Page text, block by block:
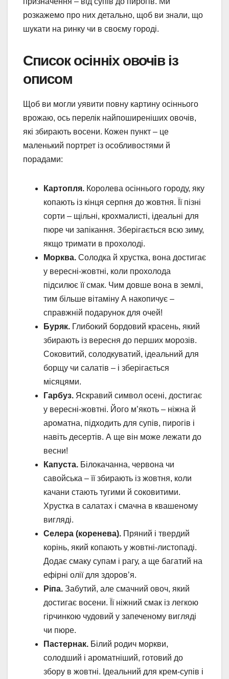
розкажемо про них детально, щоб ви знали, що
шукати на ринку чи в своєму городі.
Список осінніх овочів із
описом
Щоб ви могли уявити повну картину осіннього
врожаю, ось перелік найпоширеніших овочів,
які збирають восени. Кожен пункт – це
маленький портрет із особливостями й
порадами:
Картопля. Королева осіннього городу, яку
копають із кінця серпня до жовтня. Її пізні
сорти – щільні, крохмалисті, ідеальні для
пюре чи запікання. Зберігається всю зиму,
якщо тримати в прохолоді.
Морква. Солодка й хрустка, вона достигає
у вересні-жовтні, коли прохолода
підсилює її смак. Чим довше вона в землі,
тим більше вітаміну А накопичує –
справжній подарунок для очей!
Буряк. Глибокий бордовий красень, який
збирають із вересня до перших морозів.
Соковитий, солодкуватий, ідеальний для
борщу чи салатів – і зберігається
місяцями.
Гарбуз. Яскравий символ осені, достигає
у вересні-жовтні. Його м’якоть – ніжна й
ароматна, підходить для супів, пирогів і
навіть десертів. А ще він може лежати до
весни!
Капуста. Білокачанна, червона чи
савойська – її збирають із жовтня, коли
качани стають тугими й соковитими.
Хрустка в салатах і смачна в квашеному
вигляді.
Селера (коренева). Пряний і твердий
корінь, який копають у жовтні-листопаді.
Додає смаку супам і рагу, а ще багатий на
ефірні олії для здоров’я.
Ріпа. Забутий, але смачний овоч, який
достигає восени. Її ніжний смак із легкою
гірчинкою чудовий у запеченому вигляді
чи пюре.
Пастернак. Білий родич моркви,
солодший і ароматніший, готовий до
збору в жовтні. Ідеальний для крем-супів і